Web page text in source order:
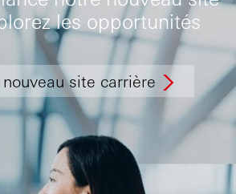
les opportunités
site carrière